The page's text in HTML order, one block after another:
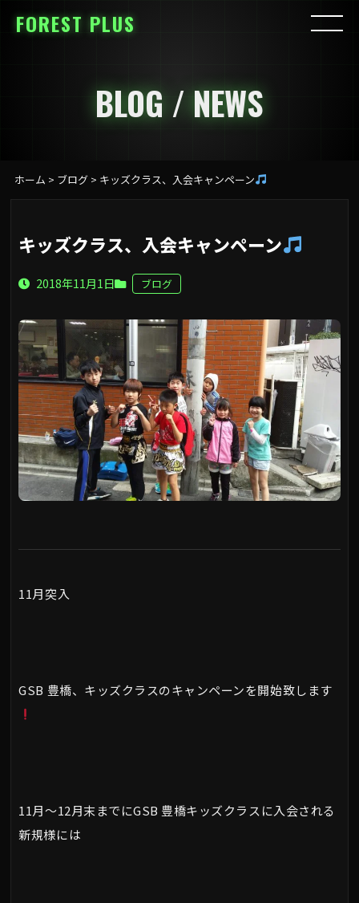
FOREST PLUS
BLOG / NEWS
ホーム > ブログ> キッズクラス、入会キャンペーン
キッズクラス、入会キャンペーン
2018年11月1日 ブログ
11月突入
GSB 豊橋、キッズクラスのキャンペーンを開始致します
11月～12月末までにGSB 豊橋キッズクラスに入会される
新規様には